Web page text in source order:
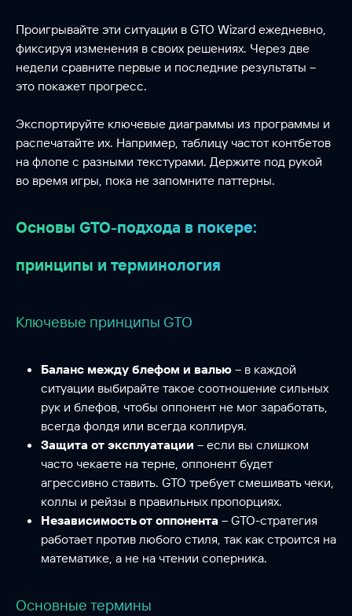
Проигрывайте эти ситуации в GTO Wizard ежедневно,
фиксируя изменения в своих решениях. Через две
недели сравните первые и последние результаты –
это покажет прогресс.
Экспортируйте ключевые диаграммы из программы и
распечатайте их. Например, таблицу частот контбетов
на флопе с разными текстурами. Держите под рукой
во время игры, пока не запомните паттерны.
Основы GTO-подхода в покере:
принципы и терминология
Ключевые принципы GTO
Баланс между блефом и валью – в каждой
ситуации выбирайте такое соотношение сильных
рук и блефов, чтобы оппонент не мог заработать,
всегда фолдя или всегда коллируя.
Защита от эксплуатации – если вы слишком
часто чекаете на терне, оппонент будет
агрессивно ставить. GTO требует смешивать чеки,
коллы и рейзы в правильных пропорциях.
Независимость от оппонента – GTO-стратегия
работает против любого стиля, так как строится на
математике, а не на чтении соперника.
Основные термины